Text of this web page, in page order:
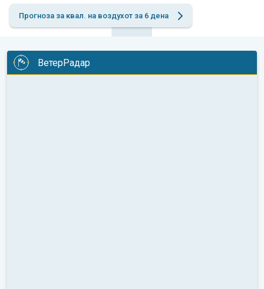
Прогноза за квал. на воздухот за 6 дена
ВетерРадар